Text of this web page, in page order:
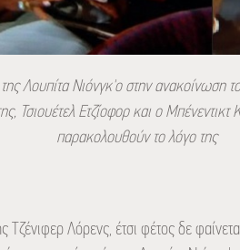
Λουπίτα Νιόνγκ'ο στην ανακοίνωση
Τσιουέτελ Ετζίοφορ και ο
παρακολουθούν το λόγο της
Τζένιφερ Λόρενς, έτσι φέτος δε